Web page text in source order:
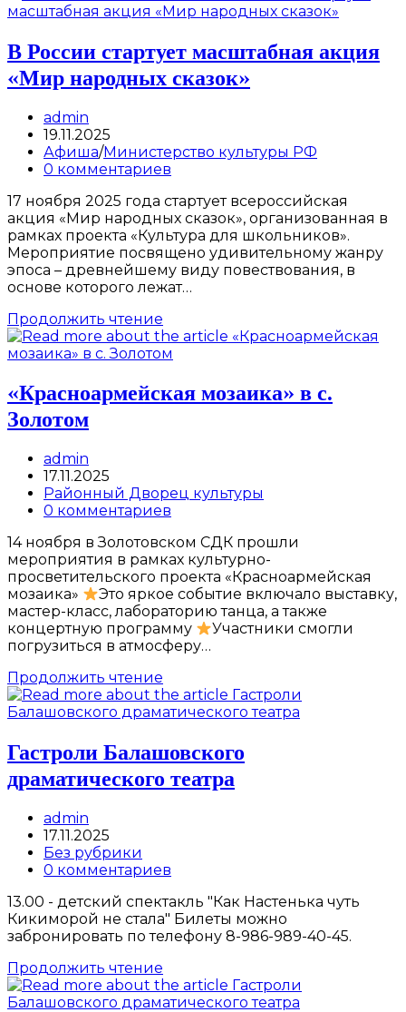
Районного
на
неделю
30.11.25г
В России стартует масштабная акция
«Мир народных сказок»
Post
author:
admin
Запись
опубликована:
19.11.2025
Post
category:
Афиша/Министерство культуры РФ
Post
0 комментариев
17 ноября 2025 года стартует всероссийская
акция «Мир народных сказок», организованная в
рамках проекта «Культура для школьников».
Мероприятие посвящено удивительному жанру
эпоса – древнейшему виду повествования, в
основе которого лежат…
Продолжить чтение
России
стартует
акция
«Мир
«Красноармейская мозаика» в с.
Золотом
Post
author:
admin
Запись
опубликована:
17.11.2025
Post
category:
Районный Дворец культуры
Post
0 комментариев
14 ноября в Золотовском СДК прошли
мероприятия в рамках культурно-
просветительского проекта «Красноармейская
мозаика»
Это яркое событие включало выставку,
мастер-класс, лабораторию танца, а также
концертную программу
Участники смогли
погрузиться в атмосферу…
Продолжить чтение
мозаика»
в
Золотом
Гастроли Балашовского
драматического театра
Post
author:
admin
Запись
опубликована:
17.11.2025
Post
category:
Без рубрики
Post
0 комментариев
13.00 - детский спектакль "Как Настенька чуть
Кикиморой не стала" Билеты можно
забронировать по телефону 8-986-989-40-45.
Продолжить чтение
Балашовского
драматического